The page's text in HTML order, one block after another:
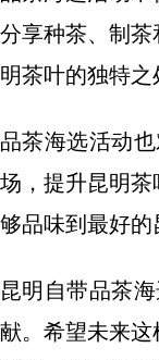
分享种茶、制
明茶叶的独特
品茶海选活动
场，提升昆明
够品味到最好
昆明自带品茶
献。希望未来